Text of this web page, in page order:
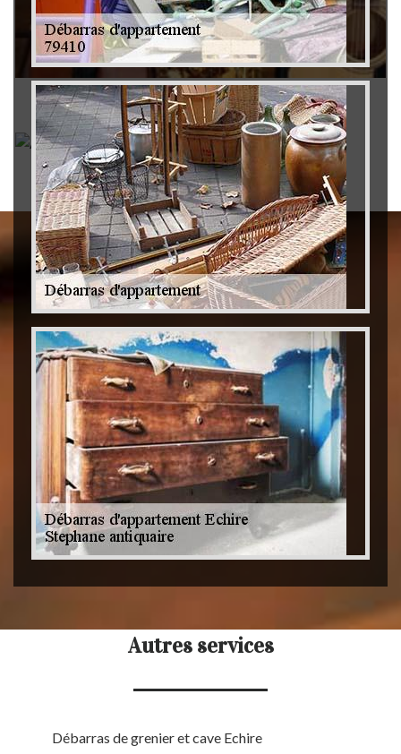
Rachat instrument de musique 79
Achat antiquité 79
Autres services
Débarras de grenier et cave Echire